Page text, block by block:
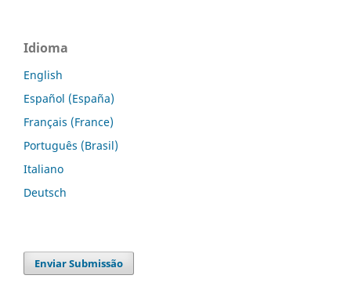
Idioma
English
Español (España)
Français (France)
Português (Brasil)
Italiano
Deutsch
Enviar Submissão